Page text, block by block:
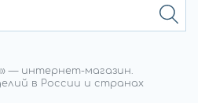
— интернет-магазин.
в России и странах